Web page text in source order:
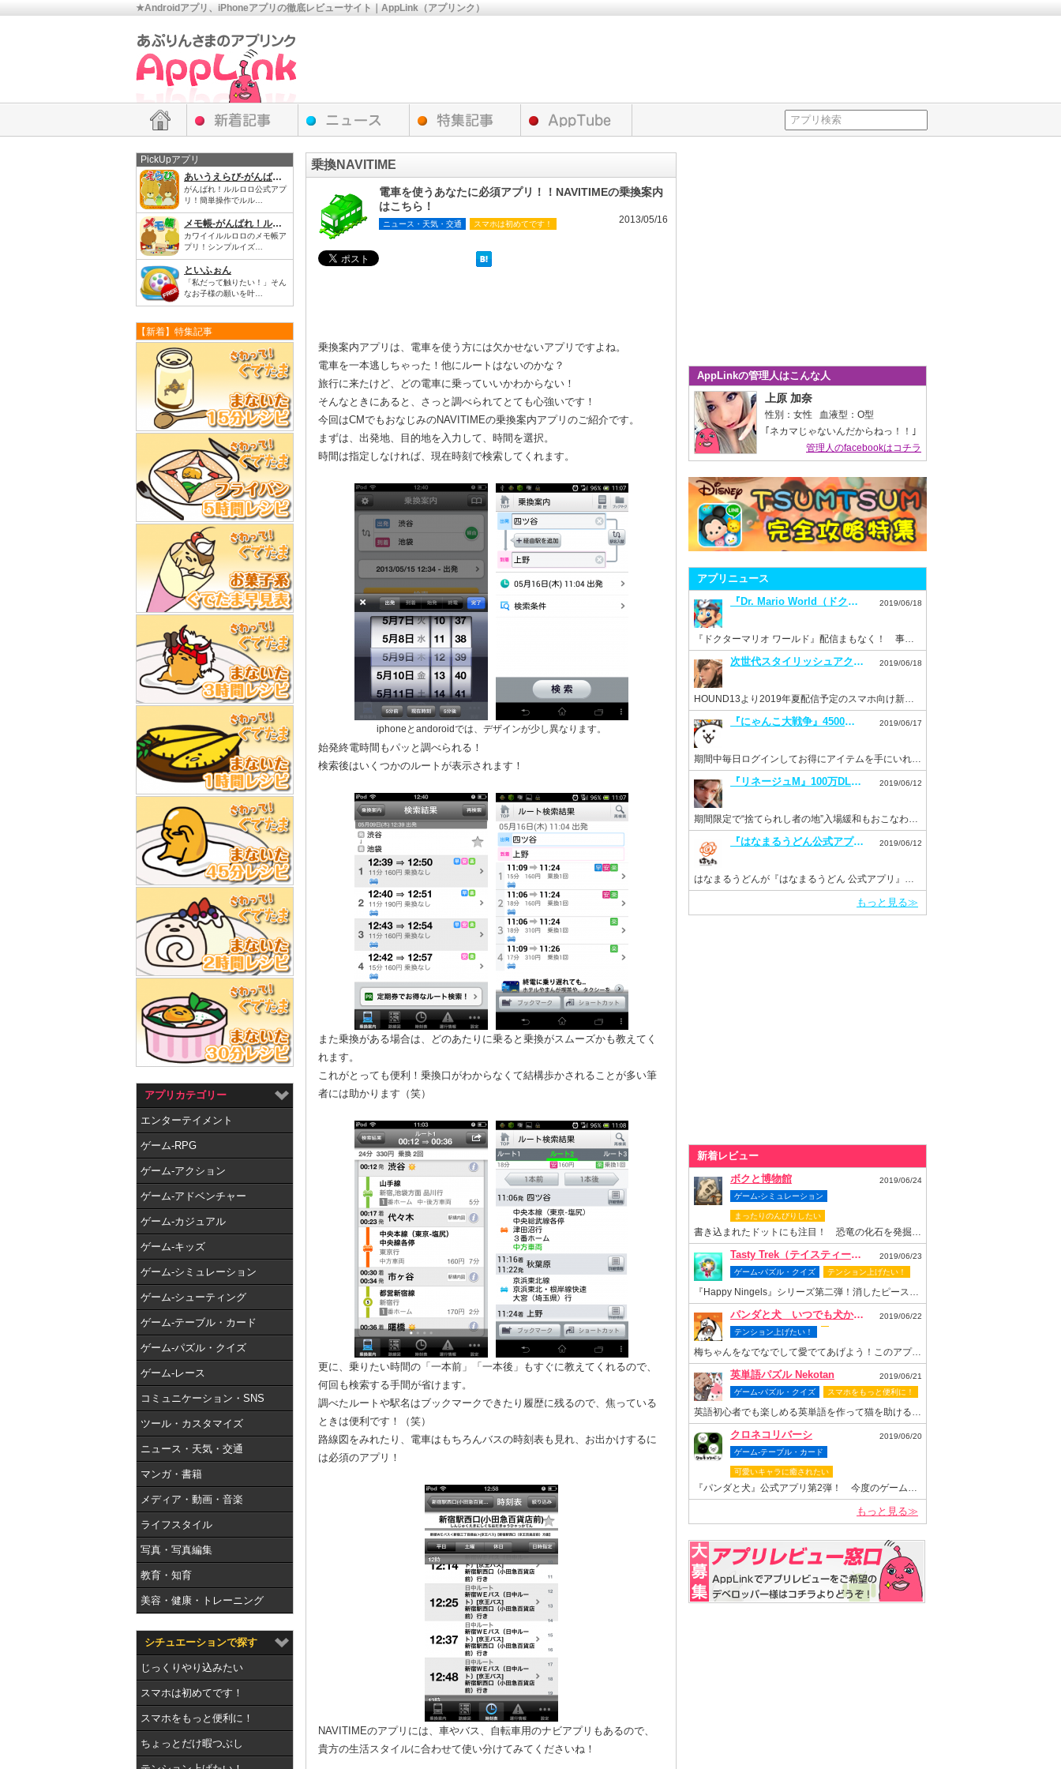
★Androidアプリ、iPhoneアプリの徹底レビューサイト｜AppLink（アプリンク）
PickUpアプリ
あいうえらび-がんばれ！ルルロロ
がんばれ！ルルロロ公式アプ
リ！簡単操作でルル…
メモ帳‐がんばれ！ルルロロ
カワイイルルロロのメモ帳ア
プリ！シンプルイズ…
といふぉん
「私だって触りたい！」そん
なお子様の願いを叶…
【新着】特集記事
アプリカテゴリー
エンターテイメント
ゲーム-RPG
ゲーム-アクション
ゲーム-アドベンチャー
ゲーム-カジュアル
ゲーム-キッズ
ゲーム-シミュレーション
ゲーム-シューティング
ゲーム-テーブル・カード
ゲーム-パズル・クイズ
ゲーム-レース
コミュニケーション・SNS
ツール・カスタマイズ
ニュース・天気・交通
マンガ・書籍
メディア・動画・音楽
ライフスタイル
写真・写真編集
教育・知育
美容・健康・トレーニング
シチュエーションで探す
じっくりやり込みたい
スマホは初めてです！
スマホをもっと便利に！
ちょっとだけ暇つぶし
乗換NAVITIME
電車を使うあなたに必須アプリ！！NAVITIMEの乗換案内
はこちら！
ニュース・天気・交通 スマホは初めてです！ 2013/05/16
乗換案内アプリは、電車を使う方には欠かせないアプリですよね。
電車を一本逃しちゃった！他にルートはないのかな？
旅行に来たけど、どの電車に乗っていいかわからない！
そんなときにあると、さっと調べられてとても心強いです！
今回はCMでもおなじみのNAVITIMEの乗換案内アプリのご紹介です。
まずは、出発地、目的地を入力して、時間を選択。
時間は指定しなければ、現在時刻で検索してくれます。
iphoneとandoroidでは、デザインが少し異なります。
始発終電時間もパッと調べられる！
検索後はいくつかのルートが表示されます！
また乗換がある場合は、どのあたりに乗ると乗換がスムーズかも教えてく
れます。
これがとっても便利！乗換口がわからなくて結構歩かされることが多い筆
者には助かります（笑）
更に、乗りたい時間の「一本前」「一本後」もすぐに教えてくれるので、
何回も検索する手間が省けます。
調べたルートや駅名はブックマークできたり履歴に残るので、焦っている
ときは便利です！（笑）
路線図をみれたり、電車はもちろんバスの時刻表も見れ、お出かけするに
は必須のアプリ！
NAVITIMEのアプリには、車やバス、自転車用のナビアプリもあるので、
貴方の生活スタイルに合わせて使い分けてみてくださいね！
AppLinkの管理人はこんな人
上原 加奈
性別：女性 血液型：O型
｢ネカマじゃないんだからねっ！！｣
管理人のfacebookはコチラ
アプリニュース
『Dr. Mario World（ドクターマリオ ワールド）』7月10日配信決定！事前登録もスタート！
2019/06/18
『ドクターマリオ ワールド』配信まもなく！ 事前登録を済ませておこう！
次世代スタイリッシュアクション『ハンドレッドソウル』事前登録スタート！ 2019/06/18
HOUND13より2019年夏配信予定のスマホ向け新作ゲーム『ハンドレッドソウル』事前登録開始
『にゃんこ大戦争』4500万DL突破記念イベントを開催。毎日ログインでネコカン20個もらえる！ 2019/06/17
期間中毎日ログインしてお得にアイテムを手にいれよう！
『リネージュM』100万DL突破を記念して“ドラゴンのサファイア”などを配布。新イベント“Versus”も開催！ 2019/06/12
期間限定で“捨てられし者の地”入場緩和もおこなわれる。
『はなまるうどん公式アプリ』がリニューアルして6月11日より配信開始！ 2019/06/12
はなまるうどんが『はなまるうどん 公式アプリ』をInsight Coreで開発
もっと見る≫
新着レビュー
ボクと博物館
2019/06/24
ゲーム-シミュレーション
まったりのんびりしたい
書き込まれたドットにも注目！ 恐竜の化石を発掘して博物館を再建しよう
Tasty Trek（テイスティー・トレック）
2019/06/23
ゲーム-パズル・クイズ
テンション上げたい！
『Happy Ningels』シリーズ第二弾！消したピースでスロットも回せちゃう爽快感抜群のなぞりパズルゲーム！
パンダと犬 いつでも犬かわいーぬ
2019/06/22
テンション上げたい！
梅ちゃんをなでなでして愛でてあげよう！このアプリがあれば梅ちゃんといつまでもいっしょ！
英単語パズル Nekotan
2019/06/21
ゲーム-パズル・クイズ
スマホをもっと便利に！
英語初心者でも楽しめる英単語を作って猫を助ける可愛いパズルゲーム
クロネコリバーシ
2019/06/20
ゲーム-テーブル・カード
可愛いキャラに癒されたい
『パンダと犬』公式アプリ第2弾！ 今度のゲームは“クロネコヤマモト”が主役のリバーシゲーム！
もっと見る≫